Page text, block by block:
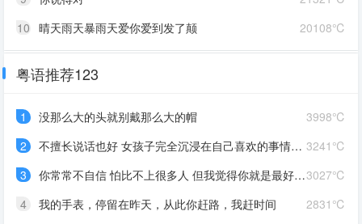
20108℃
10 晴天雨天暴雨天爱你爱到发了颠
粤语推荐123
3998℃
1
没那么大的头就别戴那么大的帽
3241℃
2
不擅长说话也好 女孩子完全沉浸在自己喜欢的事情里 最可爱了 剩下的我会圆场
3027℃
3
你常常不自信 怕比不上很多人 但我觉得你就是最好的 怎么都好 我想告诉你 我对你的爱是兜底 是连你自己都不喜欢自己的时候 还有我来爱你
2831℃
4
我的手表，停留在昨天，从此你赶路，我赶时间